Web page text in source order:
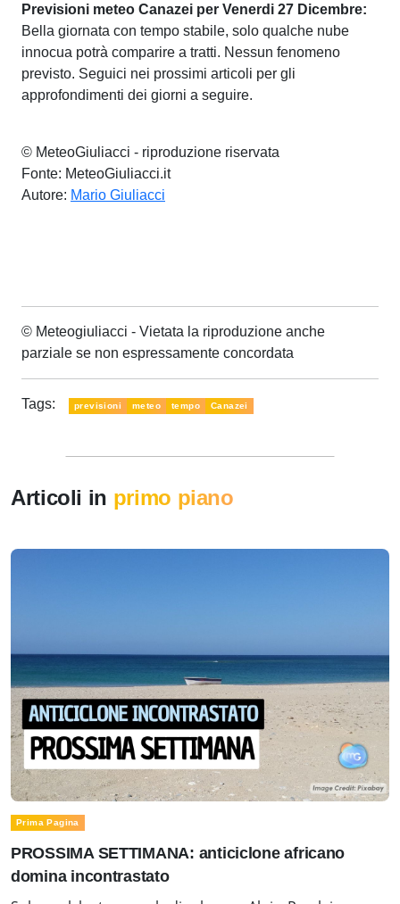
Previsioni meteo Canazei per Venerdi 27 Dicembre:
Bella giornata con tempo stabile, solo qualche nube
innocua potrà comparire a tratti. Nessun fenomeno
previsto. Seguici nei prossimi articoli per gli
approfondimenti dei giorni a seguire.
© MeteoGiuliacci - riproduzione riservata
Fonte: MeteoGiuliacci.it
Autore: Mario Giuliacci
© Meteogiuliacci - Vietata la riproduzione anche
parziale se non espressamente concordata
Tags: previsioni meteo tempo Canazei
Articoli in primo piano
Prima Pagina
PROSSIMA SETTIMANA: anticiclone africano
domina incontrastato